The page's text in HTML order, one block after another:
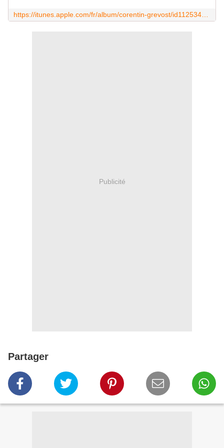
Publicité
Partager